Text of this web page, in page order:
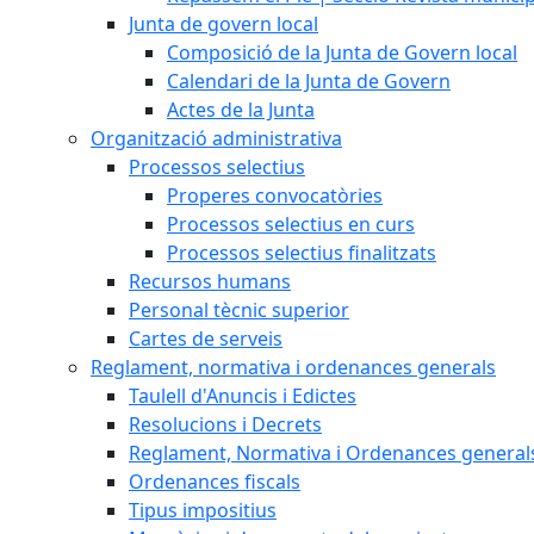
Junta de govern local
Composició de la Junta de Govern local
Calendari de la Junta de Govern
Actes de la Junta
Organització administrativa
Processos selectius
Properes convocatòries
Processos selectius en curs
Processos selectius finalitzats
Recursos humans
Personal tècnic superior
Cartes de serveis
Reglament, normativa i ordenances generals
Taulell d'Anuncis i Edictes
Resolucions i Decrets
Reglament, Normativa i Ordenances
Ordenances fiscals
Tipus impositius